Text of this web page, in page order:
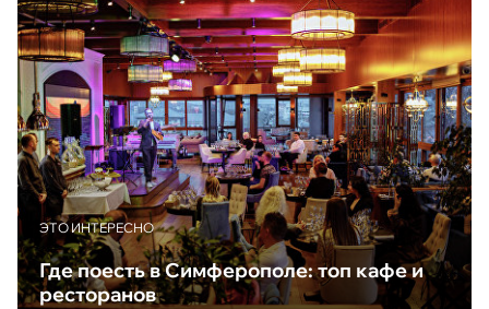
ЭТО ИНТЕРЕСНО
Где поесть в Симферополе: топ кафе и
ресторанов